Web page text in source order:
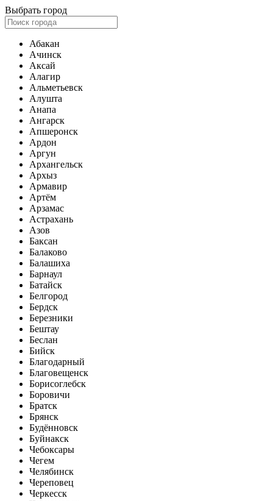
Выбрать город
Абакан
Ачинск
Аксай
Алагир
Альметьевск
Алушта
Анапа
Ангарск
Апшеронск
Ардон
Аргун
Архангельск
Архыз
Армавир
Артём
Арзамас
Астрахань
Азов
Баксан
Балаково
Балашиха
Барнаул
Батайск
Белгород
Бердск
Березники
Бештау
Беслан
Бийск
Благодарный
Благовещенск
Борисоглебск
Боровичи
Братск
Брянск
Будённовск
Буйнакск
Чебоксары
Чегем
Челябинск
Череповец
Черкесск